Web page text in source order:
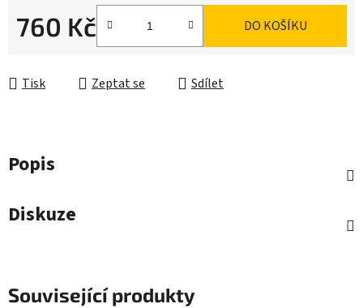
760 Kč DO KOŠÍKU
Tisk Zeptat se Sdílet
Popis
Diskuze
Související produkty